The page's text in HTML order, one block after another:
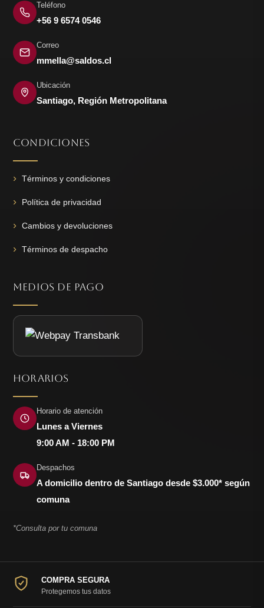
Teléfono
+56 9 6574 0546
Correo
mmella@saldos.cl
Ubicación
Santiago, Región Metropolitana
CONDICIONES
Términos y condiciones
Política de privacidad
Cambios y devoluciones
Términos de despacho
MEDIOS DE PAGO
HORARIOS
Horario de atención
Lunes a Viernes
9:00 AM - 18:00 PM
Despachos
A domicilio dentro de Santiago desde $3.000* según
comuna
*Consulta por tu comuna
COMPRA SEGURA
Protegemos tus datos